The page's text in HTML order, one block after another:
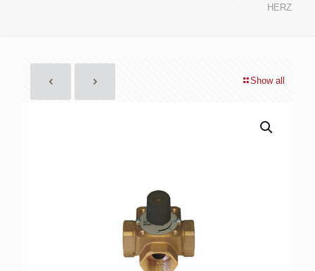
HERZ
Show all